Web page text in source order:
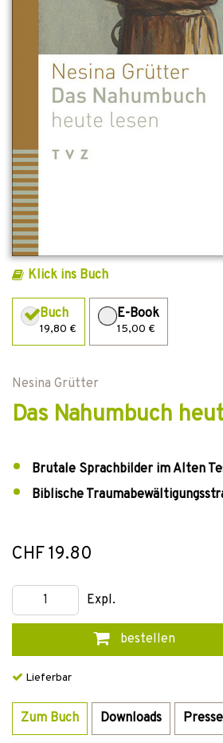
Klick ins Buch
Buch
19,80 €
E-Book
15,00 €
Nesina Grütter
Das Nahumbuch
Brutale Sprachbilder im Alten
Biblische
CHF 19.80
Expl.
bestellen
Lieferbar
Zum Buch Downloads